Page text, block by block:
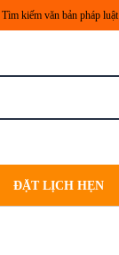
Tìm kiếm văn bản pháp luật
ĐẶT LỊCH HẸN